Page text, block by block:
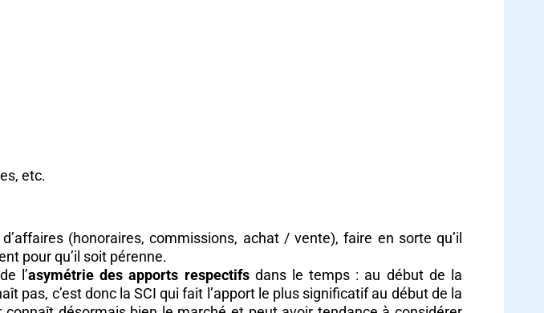
etc.
(honoraires, commissions, achat / vente), faire en sorte qu’il
pour qu’il soit pérenne.
l’asymétrie des apports respectifsdans le temps : au début de la
pas, c’est donc la SCI qui fait l’apport le plus significatif au début de la